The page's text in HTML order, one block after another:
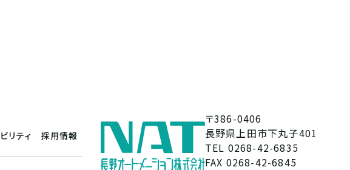
〒386-0406
長野県上田市下丸子401
TEL 0268-42-6835
FAX 0268-42-6845
リティ 採用情報